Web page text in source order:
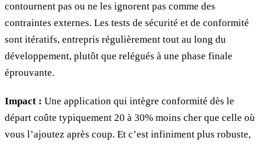
contournent pas ou ne les ignorent pas comme des
contraintes externes. Les tests de sécurité et de conformité
sont itératifs, entrepris régulièrement tout au long du
développement, plutôt que relégués à une phase finale
éprouvante.
Impact : Une application qui intègre conformité dès le
départ coûte typiquement 20 à 30% moins cher que celle où
vous l’ajoutez après coup. Et c’est infiniment plus robuste,